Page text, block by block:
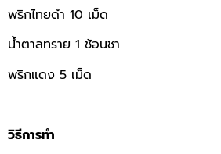
พริกไทยดำ 10 เม็ด
น้ำตาลทราย 1 ช้อนชา
พริกแดง 5 เม็ด
วิธีการทำ